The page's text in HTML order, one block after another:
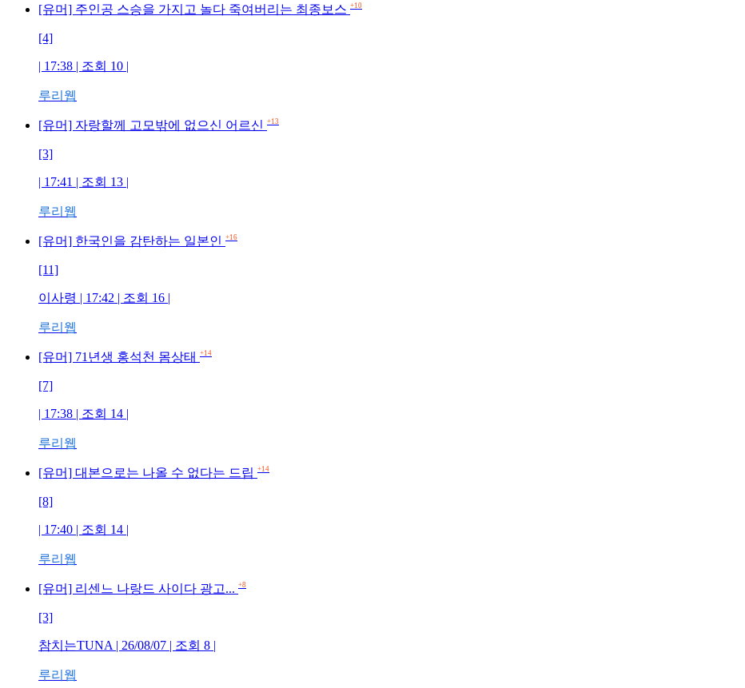
[유머] 주인공 스승을 가지고 놀다 죽여버리는 최종보스 +10
[4]
| 17:38 | 조회 10 |
루리웹
[유머] 자랑할께 고모밖에 없으신 어르신 +13
[3]
| 17:41 | 조회 13 |
루리웹
[유머] 한국인을 감탄하는 일본인 +16
[11]
이사령 | 17:42 | 조회 16 |
루리웹
[유머] 71년생 홍석천 몸상태 +14
[7]
| 17:38 | 조회 14 |
루리웹
[유머] 대본으로는 나올 수 없다는 드립 +14
[8]
| 17:40 | 조회 14 |
루리웹
[유머] 리센느 나랑드 사이다 광고... +8
[3]
참치는TUNA | 26/08/07 | 조회 8 |
루리웹